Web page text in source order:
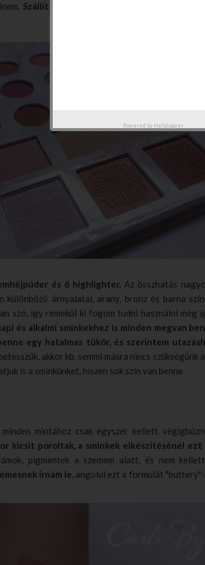
Powered by Helplogger
Szállítással együtt 28 dollárt fizettem,
és 6 highlighter. Az összhatás
különböző árnyalatai, arany, bronz és barna
szó, így remekül ki fogom tudni használni még
és alkalmi sminkekhez is minden megvan
egy hatalmas tükör, és szerintem
akkor kb. semmi másra nincs szükségünk
is a sminkünket, hiszen sok szín van benne.
minden mintához csak egyszer kellett
kicsit poroltak, a sminkek elkészítésénél ezt
pigmentek a szemem alatt, és nem
írnám le, angolul ezt a formulát "buttery"-